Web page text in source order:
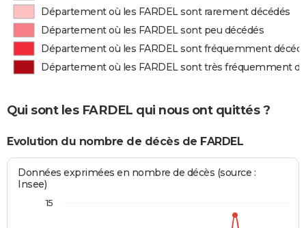
Département où les FARDEL sont rarement décédés
Département où les FARDEL sont peu décédés
Département où les FARDEL sont fréquemment
Département où les FARDEL sont très fréquemment
Qui sont les FARDEL qui nous ont quittés ?
Evolution du nombre de décès de FARDEL
Données exprimées en nombre de décès (source :
Insee)
15